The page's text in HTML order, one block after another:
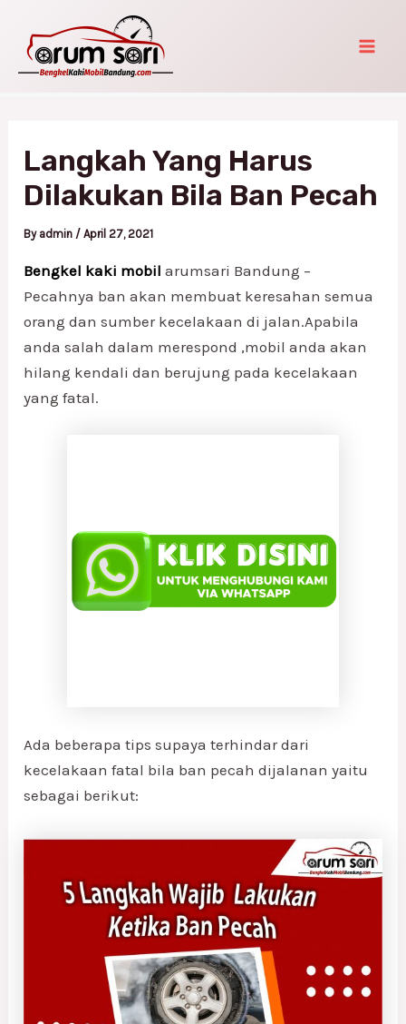
content
Langkah Yang Harus
Dilakukan Bila Ban Pecah
By admin /April 27, 2021
Bengkel kaki mobil arumsari Bandung –
Pecahnya ban akan membuat keresahan semua
orang dan sumber kecelakaan di jalan.Apabila
anda salah dalam merespond ,mobil anda akan
hilang kendali dan berujung pada kecelakaan
yang fatal.
Ada beberapa tips supaya terhindar dari
kecelakaan fatal bila ban pecah dijalanan yaitu
sebagai berikut:
navigation